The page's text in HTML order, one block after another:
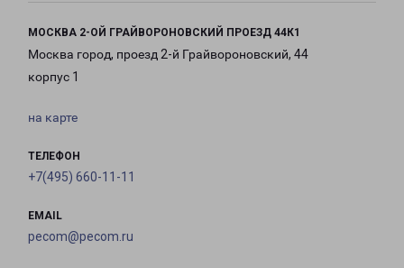
МОСКВА 2-ОЙ ГРАЙВОРОНОВСКИЙ ПРОЕЗД 44К1
Москва город, проезд 2-й Грайвороновский, 44
корпус 1
на карте
ТЕЛЕФОН
+7(495) 660-11-11
EMAIL
pecom@pecom.ru